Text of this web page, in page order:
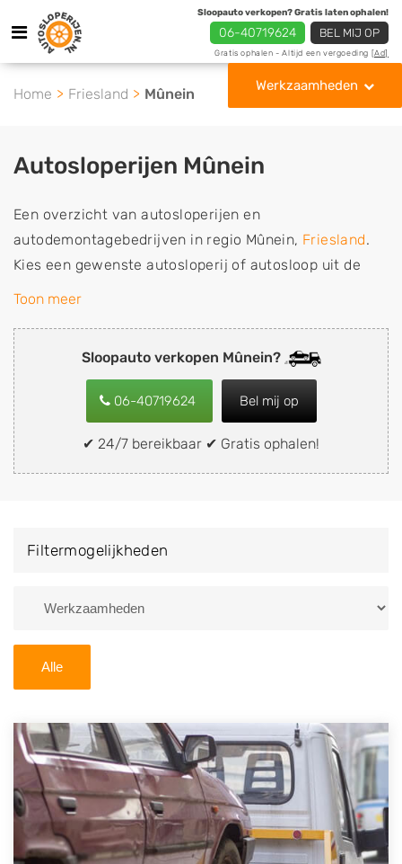
Sloopauto verkopen? Gratis laten ophalen!
06-40719624 BEL MIJ OP
Gratis ophalen - Altijd een vergoeding [Ad]
Werkzaamheden
Home Friesland Mûnein
Sloopauto verkopen Mûnein?
06-40719624 Bel mij op
✔ 24/7 bereikbaar ✔ Gratis ophalen!
Autosloperijen Mûnein
Een overzicht van autosloperijen en
autodemontagebedrijven in regio Mûnein, Friesland.
Kies een gewenste autosloperij of autosloop uit de
lijst die gespecialiseerd is in de verkoop van
de inkoop van sloopauto's, schadeauto's en
tweedehands auto's (ook zonder apk keuring). Wilt u
uw auto, camper, vrachtwagen, motor of brommobiel
snel en eenvoudig verkopen aan een
demontagebedrijf in de buurt, deze zelf wegbrengen
naar de sloop of deze liever laten ophalen op een
van Mûnein en ontvang een vergoeding voor uw oude
Zoekt u liever naar een sloperij in een andere plaats of
U kunt er ook voor kiezen om direct uw sloopauto te
verkopen en op te laten halen door de Sloopauto
Ophaaldienst van Autosloperijen.nl. Wij kunnen uw
auto gratis ophalen in Mûnein. Neem telefonisch
contact op of maak een terugbelafspraak. Wilt u
direct een tweedehands auto onderdelen offerte
Toon meer
Filtermogelijkheden
Alle